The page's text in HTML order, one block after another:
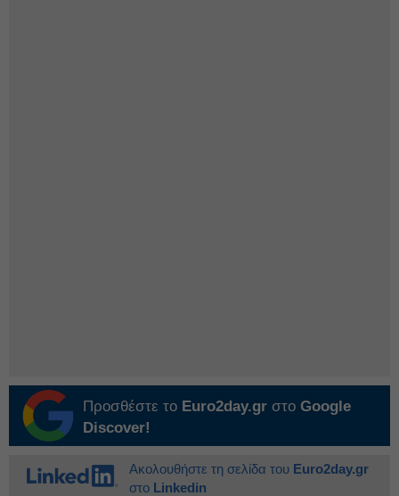
Προσθέστε το Euro2day.gr στο Google
Discover!
Ακολουθήστε τη σελίδα του Euro2day.gr
στο Linkedin